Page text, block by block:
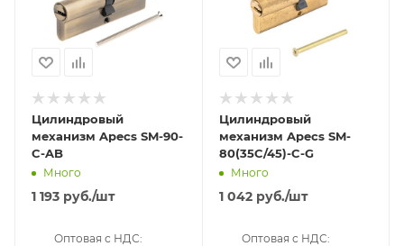
Цилиндровый
механизм Apecs SM-90-
C-AB
Много
1 193 руб./шт
Оптовая с НДС:
Цилиндровый
механизм Apecs SM-
80(35C/45)-C-G
Много
1 042руб./шт
Оптовая с НДС: